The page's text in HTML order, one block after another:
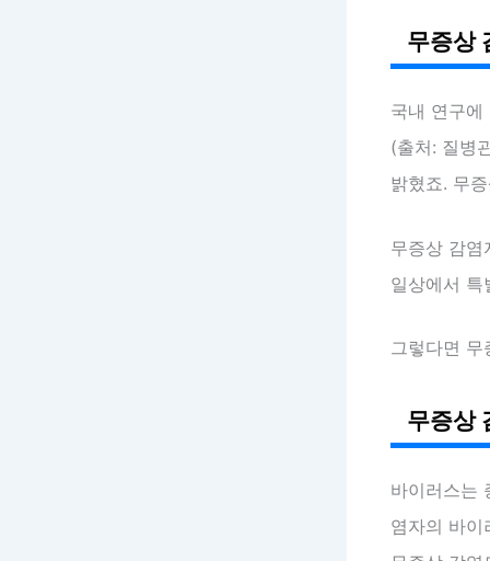
무증상
국내 연구
(출처: 질병
밝혔죠. 무
무증상 감
일상에서
그렇다면 무
무증상
바이러스는
염자의 바